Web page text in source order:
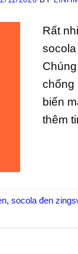
Rất
chống
biến
thêm
, socola đen